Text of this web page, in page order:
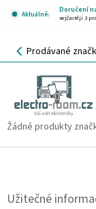
Aktuálně:
Doručení
nejčastěji 3
Prodávané
Žádné produkty
Z
Užitečné